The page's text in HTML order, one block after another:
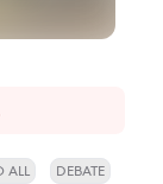
ALL DEBATE